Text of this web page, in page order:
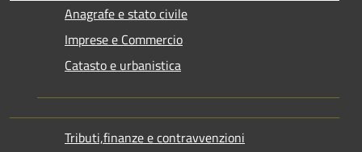
Anagrafe e stato civile
Imprese e Commercio
Catasto e urbanistica
Tributi,finanze e contravvenzioni